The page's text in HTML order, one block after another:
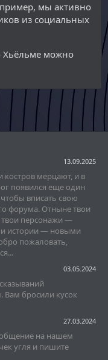
мы активно
из социальных
можно
13.09.2025
мерцают, и в
появился еще один
вписать свою
форума. Отныне твои
твои персонажи —
истории — новыми
пожаловать,
03.05.2024
бросили кусок
27.03.2024
на нашем
угля и пишите